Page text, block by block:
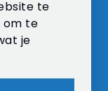
aanpak en
te
om te
je